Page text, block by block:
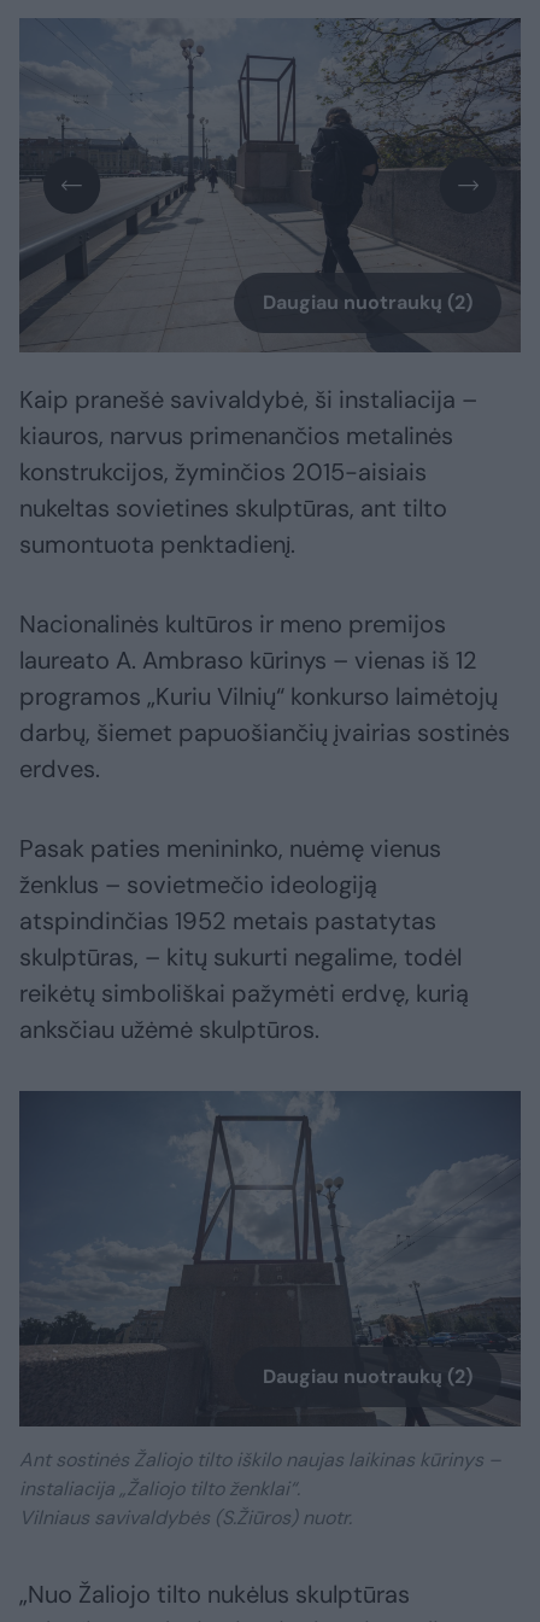
Daugiau nuotraukų (2)
Kaip pranešė savivaldybė, ši instaliacija –
kiauros, narvus primenančios metalinės
konstrukcijos, žyminčios 2015-aisiais
nukeltas sovietines skulptūras, ant tilto
sumontuota penktadienį.
Nacionalinės kultūros ir meno premijos
laureato A. Ambraso kūrinys – vienas iš 12
programos „Kuriu Vilnių“ konkurso laimėtojų
darbų, šiemet papuošiančių įvairias sostinės
erdves.
Pasak paties menininko, nuėmę vienus
ženklus – sovietmečio ideologiją
atspindinčias 1952 metais pastatytas
skulptūras, – kitų sukurti negalime, todėl
reikėtų simboliškai pažymėti erdvę, kurią
anksčiau užėmė skulptūros.
Daugiau nuotraukų (2)
Ant sostinės Žaliojo tilto iškilo naujas laikinas kūrinys –
instaliacija „Žaliojo tilto ženklai“.
Vilniaus savivaldybės (S.Žiūros) nuotr.
„Nuo Žaliojo tilto nukėlus skulptūras